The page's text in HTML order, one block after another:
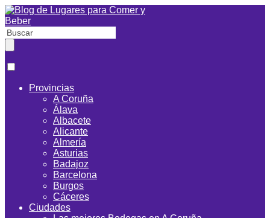
Provincias
A Coruña
Álava
Albacete
Alicante
Almería
Asturias
Badajoz
Barcelona
Burgos
Cáceres
Ciudades